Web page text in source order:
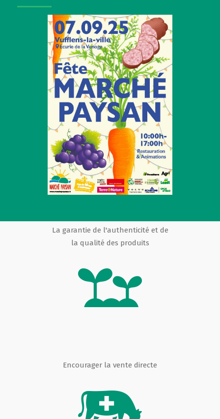
La garantie de l'authenticité et de
la qualité des produits
Encourager la vente directe